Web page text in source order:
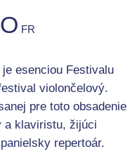
FR
esenciou Festivalu
violončelový.
pre toto obsadenie
a klaviristu, žijúci
repertoár.